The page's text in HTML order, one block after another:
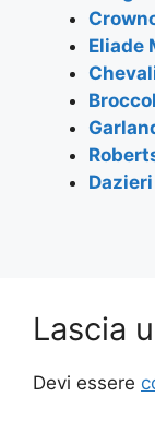
k
Eliade
Lascia
Devi essere